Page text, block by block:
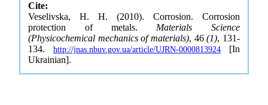
Cite:
Veselivska, H. H. (2010). Corrosion. Corrosion
protection of metals. Materials Science
(Physicochemical mechanics of materials), 46(1), 131-
134. http://jnas.nbuv.gov.ua/article/UJRN-0000813924 [In
Ukrainian].